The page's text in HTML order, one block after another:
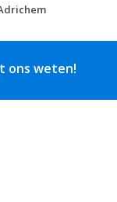
ons weten!